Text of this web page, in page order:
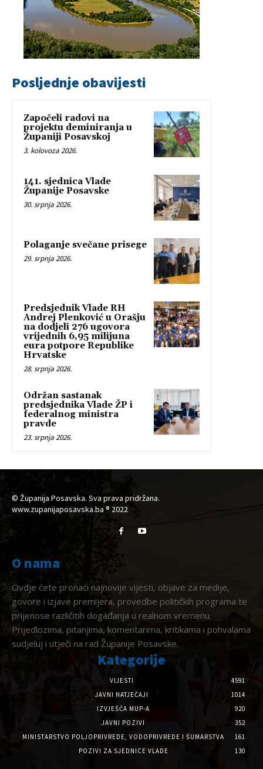
Posljednje obavijesti
Započeli radovi na
projektu deminiranja u
Županiji Posavskoj
3. kolovoza 2026.
141. sjednica Vlade
Županije Posavske
30. srpnja 2026.
Polaganje svečane prisege
29. srpnja 2026.
Predsjednik Vlade RH
Andrej Plenković u Orašju
na dodjeli 276 ugovora
vrijednih 6,95 milijuna
eura potpore Republike
Hrvatske
28. srpnja 2026.
Održan sastanak
predsjednika Vlade ŽP i
federalnog ministra
pravde
23. srpnja 2026.
© Županija Posavska. Sva prava pridržana.
www.zupanijaposavska.ba ® 2022
O nama
Ovdje ćete pronaći najnovije vijesti, objave za medije,
govore i izjave premijera, provedbe političkih programa te
prijenose različitih događanja u realnom vremenu.
Prijedlozima, pitanjima, komentarima, kritikama i pohvalama
sudjeluj i utječi na rad Županije Posavske.
Kategorije
VIJESTI
4591
JAVNI NATJEČAJI
1014
IZVJEŠĆA MUP-A
920
JAVNI POZIVI
352
MINISTARSTVO POLJOPRIVREDE, VODOPRIVREDE I ŠUMARSTVA
161
POZIVI ZA SJEDNICE VLADE
130